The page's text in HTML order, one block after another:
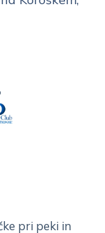
pri peki in